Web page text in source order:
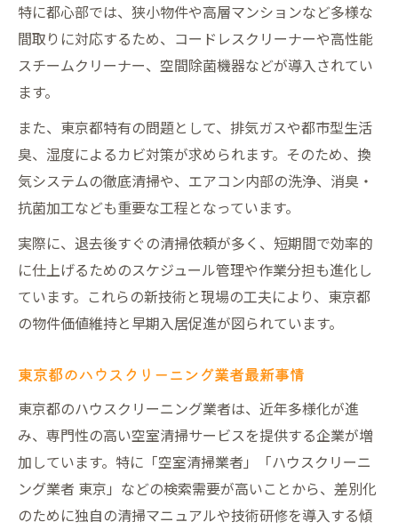
特に都心部では、狭小物件や高層マンションなど多様な
間取りに対応するため、コードレスクリーナーや高性能
スチームクリーナー、空間除菌機器などが導入されてい
ます。
また、東京都特有の問題として、排気ガスや都市型生活
臭、湿度によるカビ対策が求められます。そのため、換
気システムの徹底清掃や、エアコン内部の洗浄、消臭・
抗菌加工なども重要な工程となっています。
実際に、退去後すぐの清掃依頼が多く、短期間で効率的
に仕上げるためのスケジュール管理や作業分担も進化し
ています。これらの新技術と現場の工夫により、東京都
の物件価値維持と早期入居促進が図られています。
東京都のハウスクリーニング業者最新事情
東京都のハウスクリーニング業者は、近年多様化が進
み、専門性の高い空室清掃サービスを提供する企業が増
加しています。特に「空室清掃業者」「ハウスクリーニ
ング業者 東京」などの検索需要が高いことから、差別化
のために独自の清掃マニュアルや技術研修を導入する傾